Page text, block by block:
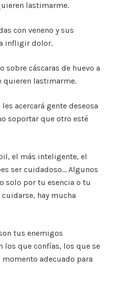
lastimarme.
con veneno y sus
infligir dolor.
sobre cáscaras de huevo a
quieren lastimarme.
acercará gente deseosa
soportar que otro esté
el más inteligente, el
ser cuidadoso… Algunos
solo por tu esencia o tu
hay mucha
tus enemigos
los que confías, los que se
adecuado para